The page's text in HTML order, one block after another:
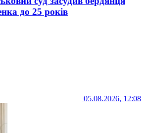
до 25 років
05.08.2026, 12:08